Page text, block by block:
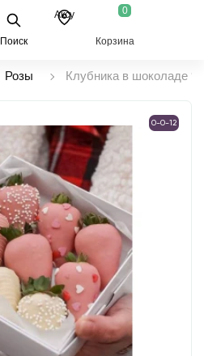
Поиск
Аксу 0
Корзина
Розы Клубника в шоколаде 9
0-0-12